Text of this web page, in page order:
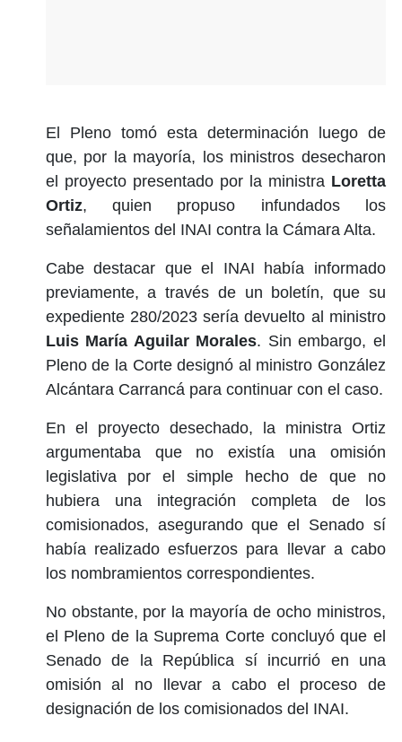
El Pleno tomó esta determinación luego de
que, por la mayoría, los ministros desecharon
el proyecto presentado por la ministra Loretta
Ortiz, quien propuso infundados los
señalamientos del INAI contra la Cámara Alta.
Cabe destacar que el INAI había informado
previamente, a través de un boletín, que su
expediente 280/2023 sería devuelto al ministro
Luis María Aguilar Morales. Sin embargo, el
Pleno de la Corte designó al ministro González
Alcántara Carrancá para continuar con el caso.
En el proyecto desechado, la ministra Ortiz
argumentaba que no existía una omisión
legislativa por el simple hecho de que no
hubiera una integración completa de los
comisionados, asegurando que el Senado sí
había realizado esfuerzos para llevar a cabo
los nombramientos correspondientes.
No obstante, por la mayoría de ocho ministros,
el Pleno de la Suprema Corte concluyó que el
Senado de la República sí incurrió en una
omisión al no llevar a cabo el proceso de
designación de los comisionados del INAI.